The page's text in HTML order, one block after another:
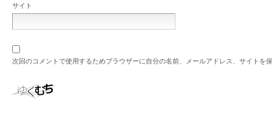
サイト
次回のコメントで使用するためブラウザーに自分の名前、メールアドレス、サイトを